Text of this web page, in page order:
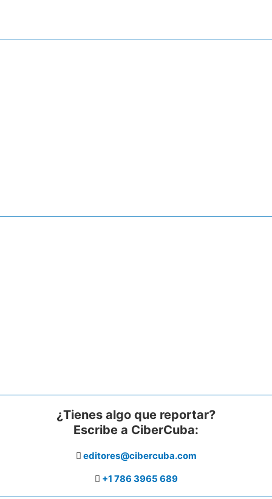
¿Tienes algo que reportar?
Escribe a CiberCuba:
editores@cibercuba.com
+1 786 3965 689